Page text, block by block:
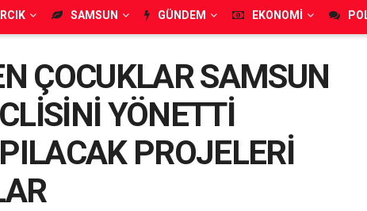
SAMSUN GÜNDEM EKONOMI
ÇOCUKLAR SAMSUN
YÖNETTİ
PROJELERİ